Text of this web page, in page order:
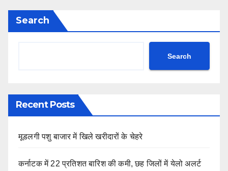
Search
Search
Recent Posts
मूडलगी पशु बाजार में खिले खरीदारों के चेहरे
कर्नाटक में 22 प्रतिशत बारिश की कमी, छह जिलों में येलो अलर्ट